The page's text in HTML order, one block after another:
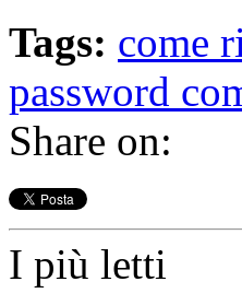
Tags: come
password
Share on:
I più letti